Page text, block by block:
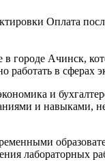
Оплата
Ачинск,
работать в сферах
и
и навыками,
лабораторных